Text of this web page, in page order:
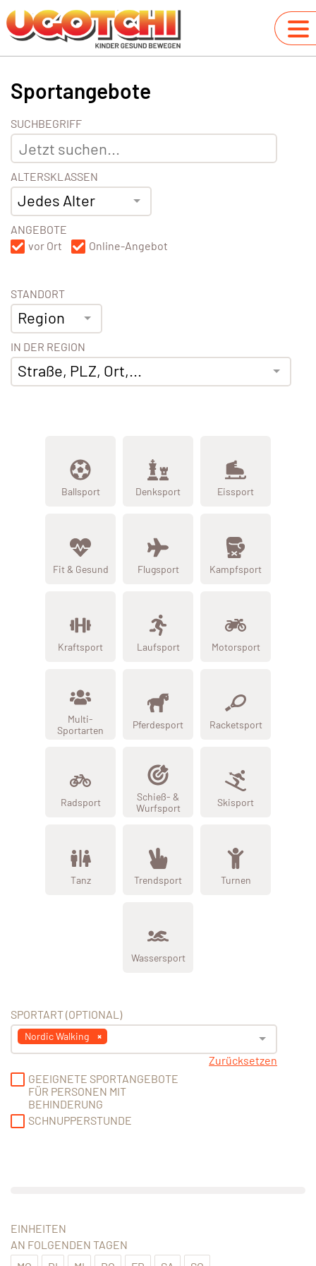
Sportangebote
SUCHBEGRIFF
ALTERSKLASSEN
Jedes Alter
ANGEBOTE
vor Ort
Online-Angebot
STANDORT
Region
IN DER REGION
Straße, PLZ, Ort,...
Ballsport Denksport Eissport
Fit & Gesund Flugsport Kampfsport
Kraftsport Laufsport Motorsport
Multi-
Sportarten
Pferdesport Racketsport
Radsport
Schieß- &
Wurfsport
Skisport
Tanz Trendsport Turnen
Wassersport
SPORTART (OPTIONAL)
Nordic Walking
Zurücksetzen
GEEIGNETE SPORTANGEBOTE
FÜR PERSONEN MIT
BEHINDERUNG
SCHNUPPERSTUNDE
EINHEITEN
AN FOLGENDEN TAGEN